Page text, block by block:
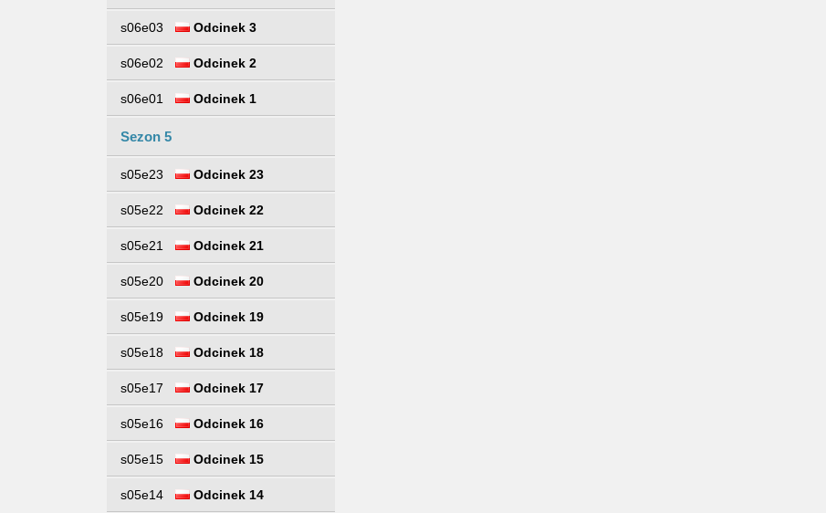
s06e03 Odcinek 3
s06e02 Odcinek 2
s06e01 Odcinek 1
Sezon 5
s05e23 Odcinek 23
s05e22 Odcinek 22
s05e21 Odcinek 21
s05e20 Odcinek 20
s05e19 Odcinek 19
s05e18 Odcinek 18
s05e17 Odcinek 17
s05e16 Odcinek 16
s05e15 Odcinek 15
s05e14 Odcinek 14